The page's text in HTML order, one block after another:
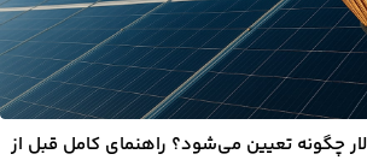
چگونه تعیین می‌شود؟ راهنمای کامل قبل از